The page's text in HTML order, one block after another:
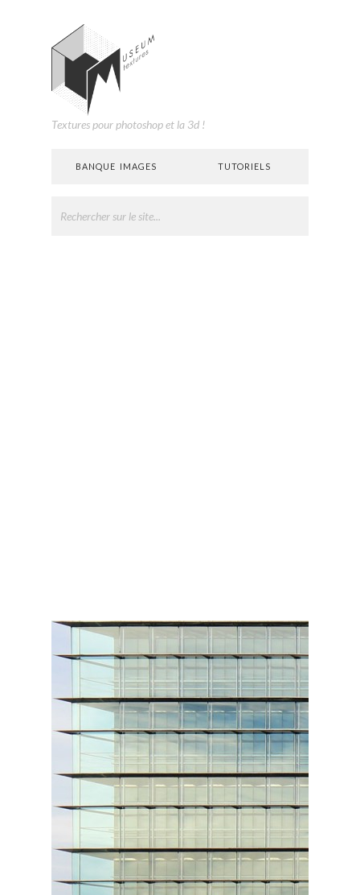
Textures pour photoshop et la 3d !
BANQUE IMAGES TUTORIELS